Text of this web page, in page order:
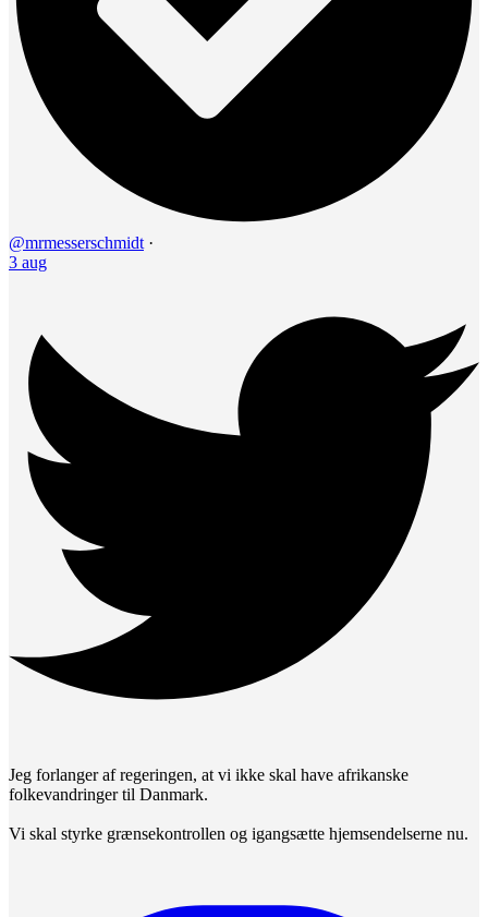
@mrmesserschmidt ·
3 aug
Jeg forlanger af regeringen, at vi ikke skal have afrikanske
folkevandringer til Danmark.
Vi skal styrke grænsekontrollen og igangsætte hjemsendelserne nu.